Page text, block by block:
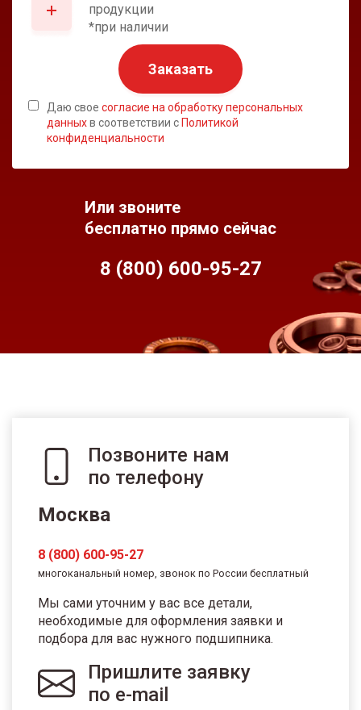
продукции
*при наличии
Заказать
Даю свое согласие на обработку персональных
данныхв соответствии с Политикой
конфиденциальности
Или звоните
бесплатно прямо сейчас
8 (800) 600-95-27
Позвоните нам
по телефону
Москва
8 (800) 600-95-27
многоканальный номер, звонок по России бесплатный
Мы сами уточним у вас все детали,
необходимые для оформления заявки и
подбора для вас нужного подшипника.
Пришлите заявку
по e-mail